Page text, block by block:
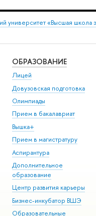
университет «Высшая школа
ОБРАЗОВАНИЕ
Лицей
Довузовская подготовка
Олимпиады
Прием в бакалавриат
Вышка+
Прием в магистратуру
Аспирантура
Дополнительное
образование
Центр развития карьеры
Бизнес-инкубатор ВШЭ
Образовательные